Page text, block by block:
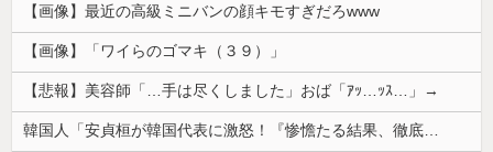
【画像】最近の高級ミニバンの顔キモすぎだろwww
【画像】「ワイらのゴマキ（３９）」
【悲報】美容師「…手は尽くしました」おば「ｱｯ…ｯｽ…」→